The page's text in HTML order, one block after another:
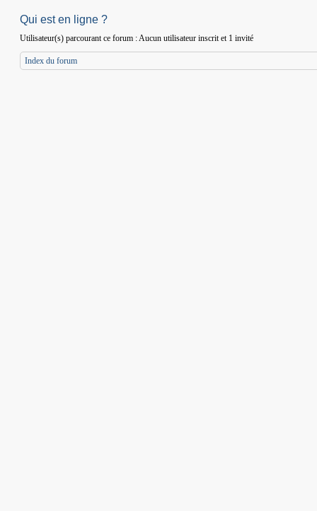
Qui est en ligne ?
Utilisateur(s) parcourant ce forum : Aucun utilisateur inscrit et 1 invité
Index du forum